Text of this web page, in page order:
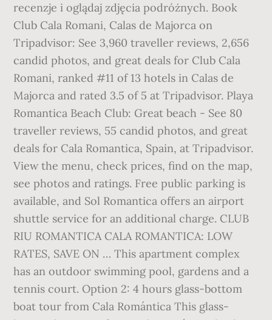
recenzje i oglądaj zdjęcia podróżnych. Book
Club Cala Romani, Calas de Majorca on
Tripadvisor: See 3,960 traveller reviews, 2,656
candid photos, and great deals for Club Cala
Romani, ranked #11 of 13 hotels in Calas de
Majorca and rated 3.5 of 5 at Tripadvisor. Playa
Romantica Beach Club: Great beach - See 80
traveller reviews, 55 candid photos, and great
deals for Cala Romantica, Spain, at Tripadvisor.
View the menu, check prices, find on the map,
see photos and ratings. Free public parking is
available, and Sol Romantica offers an airport
shuttle service for an additional charge. CLUB
RIU ROMANTICA CALA ROMANTICA: LOW
RATES, SAVE ON … This apartment complex
has an outdoor swimming pool, gardens and a
tennis court. Option 2: 4 hours glass-bottom
boat tour from Cala Romántica This glass-